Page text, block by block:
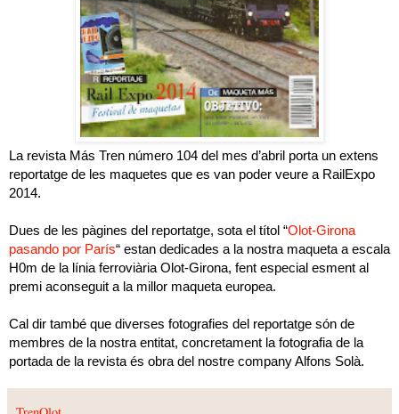
La revista Más Tren número 104 del mes d’abril porta un extens
reportatge de les maquetes que es van poder veure a RailExpo
2014.
Dues de les pàgines del reportatge, sota el títol “Olot-Girona
pasando por París“ estan dedicades a la nostra maqueta a escala
H0m de la línia ferroviària Olot-Girona, fent especial esment al
premi aconseguit a la millor maqueta europea.
Cal dir també que diverses fotografies del reportatge són de
membres de la nostra entitat, concretament la fotografia de la
portada de la revista és obra del nostre company Alfons Solà.